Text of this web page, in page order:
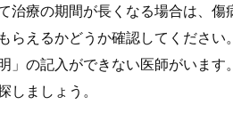
治療の期間が長くなる場合は、
らえるかどうか確認してくださ
」の記入ができない医師がいま
しましょう。